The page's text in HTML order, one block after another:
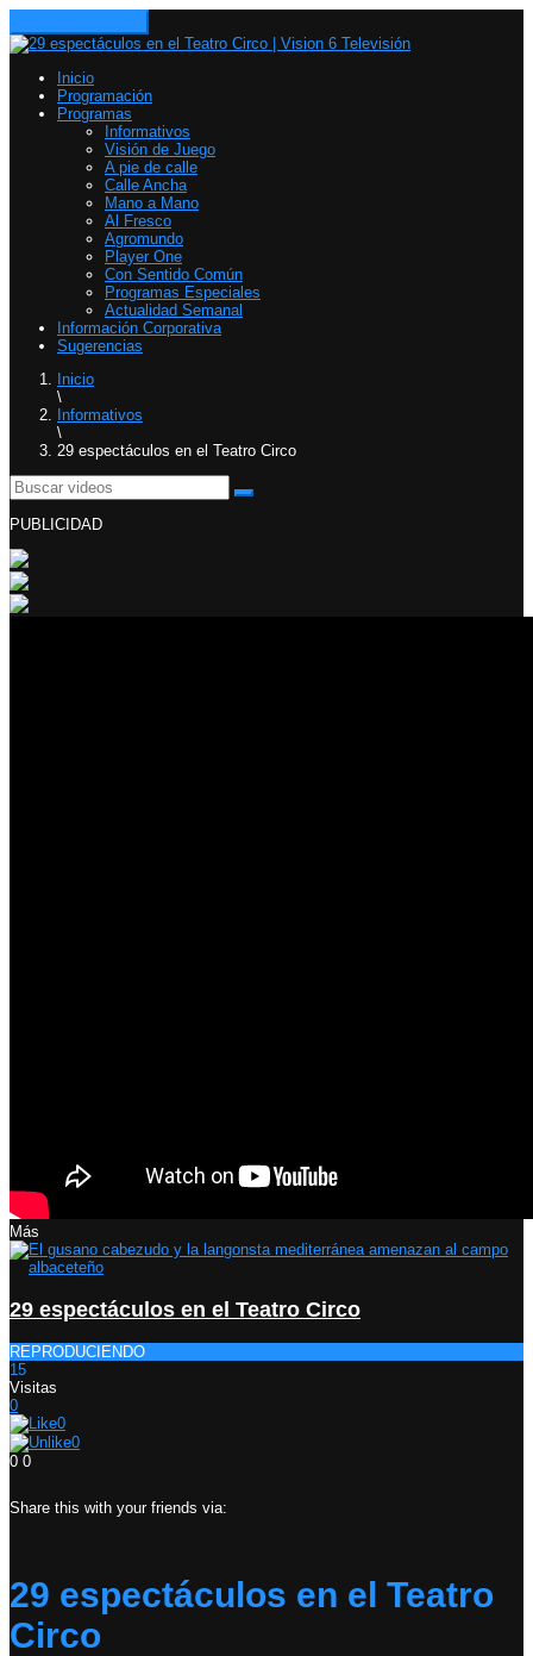
Inicio
Programación
Programas
Informativos
Visión de Juego
A pie de calle
Calle Ancha
Mano a Mano
Al Fresco
Agromundo
Player One
Con Sentido Común
Programas Especiales
Actualidad Semanal
Información Corporativa
Sugerencias
Inicio
\
Informativos
\
29 espectáculos en el Teatro Circo
PUBLICIDAD
Más
29 espectáculos en el Teatro Circo
REPRODUCIENDO
15
Visitas
0
0
0
0 0
Share this with your friends via:
29 espectáculos en el Teatro
Circo